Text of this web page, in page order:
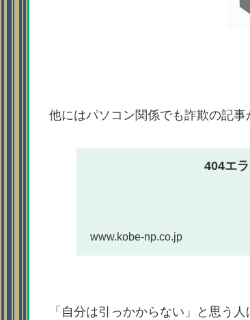
他にはパソコン関係でも詐欺の記事
404エ
www.kobe-np.co.jp
「自分は引っかからない」と思う